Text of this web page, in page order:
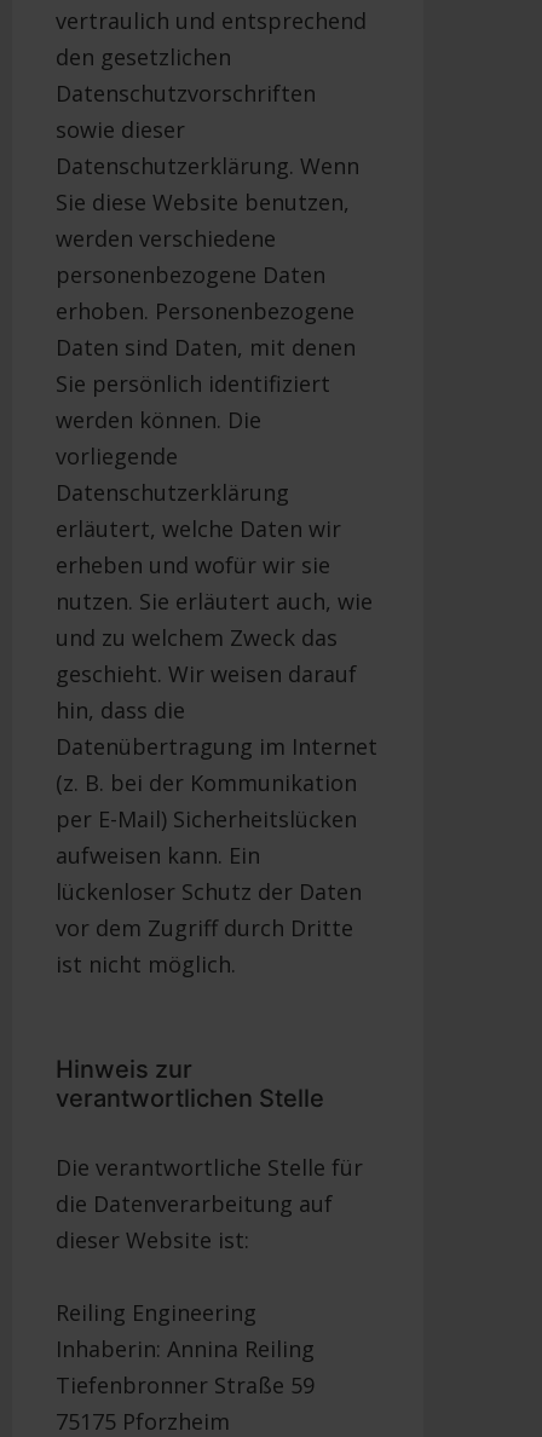
vertraulich und entsprechend
den gesetzlichen
Datenschutzvorschriften
sowie dieser
Datenschutzerklärung. Wenn
Sie diese Website benutzen,
werden verschiedene
personenbezogene Daten
erhoben. Personenbezogene
Daten sind Daten, mit denen
Sie persönlich identifiziert
werden können. Die
vorliegende
Datenschutzerklärung
erläutert, welche Daten wir
erheben und wofür wir sie
nutzen. Sie erläutert auch, wie
und zu welchem Zweck das
geschieht. Wir weisen darauf
hin, dass die
Datenübertragung im Internet
(z. B. bei der Kommunikation
per E-Mail) Sicherheitslücken
aufweisen kann. Ein
lückenloser Schutz der Daten
vor dem Zugriff durch Dritte
ist nicht möglich.
Hinweis zur
verantwortlichen Stelle
Die verantwortliche Stelle für
die Datenverarbeitung auf
dieser Website ist:
Reiling Engineering
Inhaberin: Annina Reiling
Tiefenbronner Straße 59
75175 Pforzheim